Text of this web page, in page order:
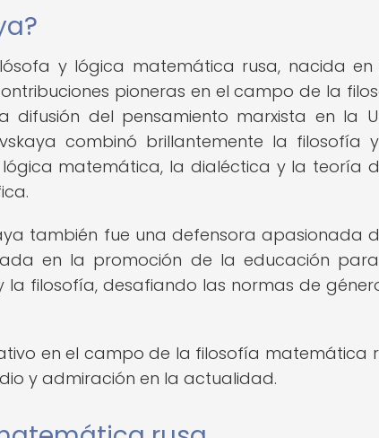
y lógica matemática rusa, nacida en
pioneras en el campo de la
del pensamiento marxista en la
combinó brillantemente la filosofía
matemática, la dialéctica y la teoría
también fue una defensora apasionada
en la promoción de la educación
filosofía, desafiando las normas de
en el campo de la filosofía matemática
y admiración en la actualidad.